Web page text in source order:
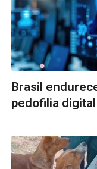
Brasil
pedofilia digital